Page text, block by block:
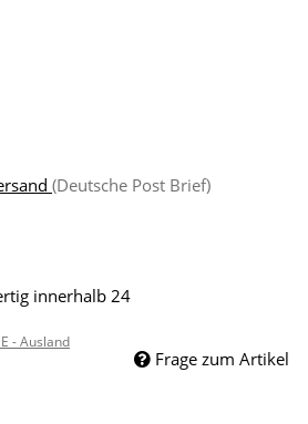
(Deutsche Post Brief)
innerhalb 24
- Ausland
Frage zum Artikel